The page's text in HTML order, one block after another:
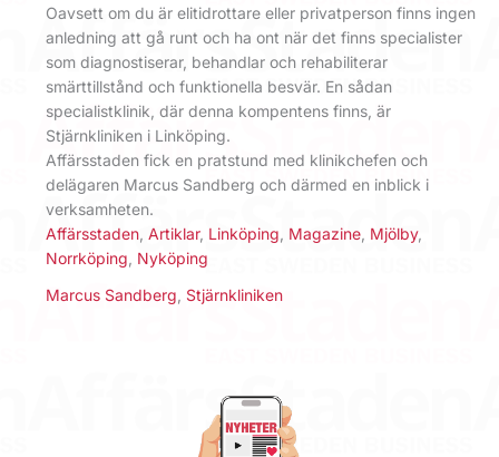
Oavsett om du är elitidrottare eller privatperson finns ingen
anledning att gå runt och ha ont när det finns specialister
som diagnostiserar, behandlar och rehabiliterar
smärttillstånd och funktionella besvär. En sådan
specialistklinik, där denna kompentens finns, är
Stjärnkliniken i Linköping.
Affärsstaden fick en pratstund med klinikchefen och
delägaren Marcus Sandberg och därmed en inblick i
verksamheten.
Affärsstaden Artiklar, Linköping Magazine Mjölby,
Norrköping Nyköping
Marcus Sandberg Stjärnkliniken